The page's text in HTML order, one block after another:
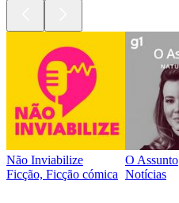
Não Inviabilize
Ficção, Ficção cómica
O Assunto
Notícias